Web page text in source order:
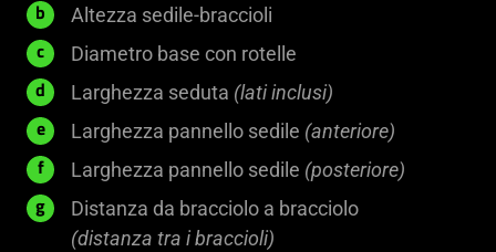
millimetri
b Altezza sedile-braccioli
millimetri
c Diametro base con rotelle
millimetri
d Larghezza seduta (lati inclusi)
millimetri
e Larghezza pannello sedile (anteriore)
millimetri
f Larghezza pannello sedile (posteriore)
g
Distanza da bracciolo a bracciolo
(distanza tra i braccioli)